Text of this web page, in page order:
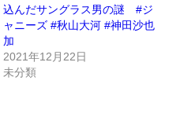
込んだサングラス男の謎 #ジ
ャニーズ #秋山大河 #神田沙也
加
2021年12月22日
未分類